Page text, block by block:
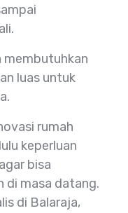
membutuhkan
luas untuk
rumah
keperluan
bisa
di masa datang.
di Balaraja,